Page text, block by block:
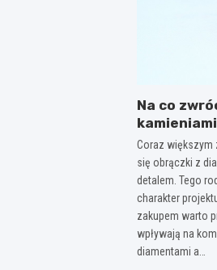
Na co
Coraz
się obrączki z
detalem. Tego
charakter
zakupem warto
wpływają na
diamentami a…